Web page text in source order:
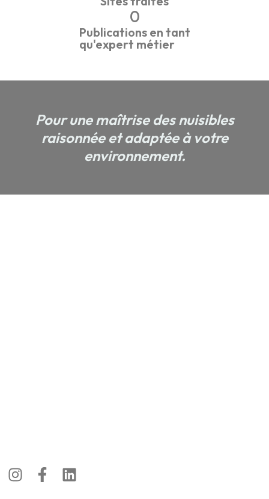
Publications en tant
qu'expert métier
0
Pour une maîtrise des nuisibles
raisonnée et adaptée à votre
environnement.